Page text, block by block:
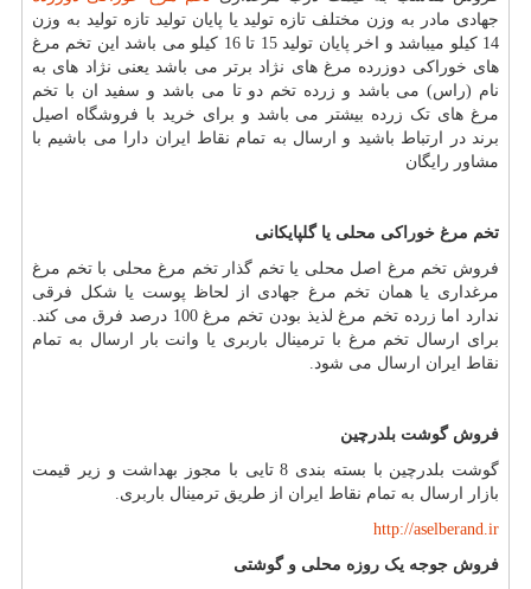
جهادی مادر به وزن مختلف تازه تولید یا پایان تولید تازه تولید به وزن
14 کیلو میباشد و اخر پایان تولید 15 تا 16 کیلو می باشد این تخم مرغ
های خوراکی دوزرده مرغ های نژاد برتر می باشد یعنی نژاد های به
نام (راس) می باشد و زرده تخم دو تا می باشد و سفید ان با تخم
مرغ های تک زرده بیشتر می باشد و برای خرید با فروشگاه اصیل
برند در ارتباط باشید و ارسال به تمام نقاط ایران دارا می باشیم با
مشاور رایگان
تخم مرغ خوراکی محلی یا گلپایکانی
فروش تخم مرغ اصل محلی یا تخم گذار تخم مرغ محلی با تخم مرغ
مرغداری یا همان تخم مرغ جهادی از لحاظ پوست یا شکل فرقی
ندارد اما زرده تخم مرغ لذیذ بودن تخم مرغ 100 درصد فرق می کند.
برای ارسال تخم مرغ با ترمینال باربری یا وانت بار ارسال به تمام
نقاط ایران ارسال می شود.
فروش گوشت بلدرچین
گوشت بلدرچین با بسته بندی 8 تایی با مجوز بهداشت و زیر قیمت
بازار ارسال به تمام نقاط ایران از طریق ترمینال باربری.
http://aselberand.ir
فروش جوجه یک روزه محلی و گوشتی